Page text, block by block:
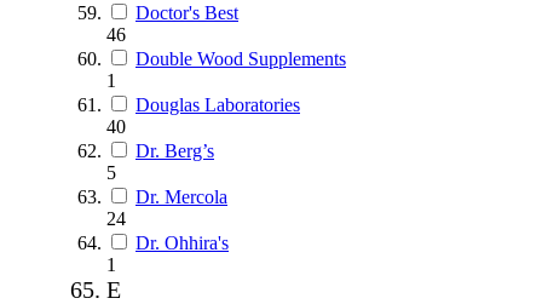
Doctor's Best
46
Double Wood Supplements
1
Douglas Laboratories
40
Dr. Berg’s
5
Dr. Mercola
24
Dr. Ohhira's
1
E